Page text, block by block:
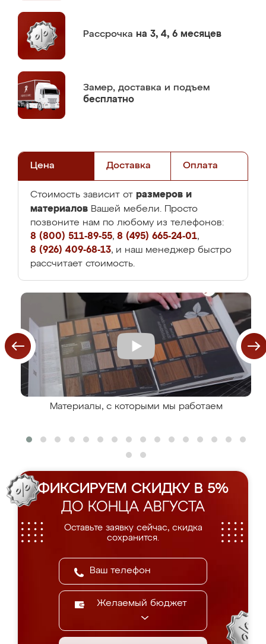
Рассрочка на 3, 4, 6 месяцев
Замер, доставка и подъем
бесплатно
Цена Доставка Оплата
Стоимость зависит от размеров и
материалов Вашей мебели. Просто
позвоните нам по любому из телефонов:
8 (800) 511-89-55, 8 (495) 665-24-01,
8 (926) 409-68-13, и наш менеджер быстро
рассчитает стоимость.
Материалы, с которыми мы работаем
ФИКСИРУЕМ СКИДКУ В 5%
ДО КОНЦА АВГУСТА
Оставьте заявку сейчас, скидка
сохранится.
Желаемый бюджет